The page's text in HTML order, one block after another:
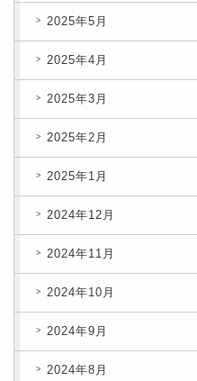
2025年5月
2025年4月
2025年3月
2025年2月
2025年1月
2024年12月
2024年11月
2024年10月
2024年9月
2024年8月